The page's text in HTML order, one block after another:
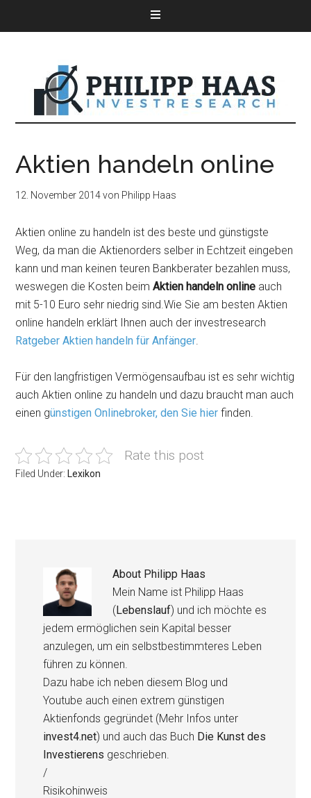
Aktien handeln online
12. November 2014von Philipp Haas
Aktien online zu handeln ist des beste und günstigste
Weg, da man die Aktienorders selber in Echtzeit eingeben
kann und man keinen teuren Bankberater bezahlen muss,
weswegen die Kosten beimAktien handeln online auch
mit 5-10 Euro sehr niedrig sind.Wie Sie am besten Aktien
online handeln erklärt Ihnen auch der investresearch
Ratgeber Aktien handeln für Anfänger.
Für den langfristigen Vermögensaufbau ist es sehr wichtig
auch Aktien online zu handeln und dazu braucht man auch
einen günstigen Onlinebroker, den Sie hier finden.
Rate this post
Filed Under: Lexikon
About Philipp Haas
Mein Name ist Philipp Haas
(Lebenslauf) und ich möchte es
jedem ermöglichen sein Kapital besser
anzulegen, um ein selbstbestimmteres Leben
führen zu können.
Dazu habe ich neben diesem Blog und
Youtube auch einen extrem günstigen
Aktienfonds gegründet (Mehr Infos unter
invest4.net) und auch das Buch Die Kunst des
Investierens geschrieben.
/
Risikohinweis